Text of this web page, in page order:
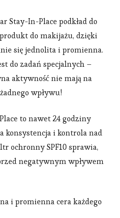
Stay-In-Place podkład do
do makijażu, dzięki
się jednolita i promienna.
do zadań specjalnych –
aktywność nie mają na
wpływu!
to nawet 24 godziny
konsystencja i kontrola nad
ochronny SPF10 sprawia,
negatywnym wpływem
i promienna cera każdego